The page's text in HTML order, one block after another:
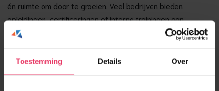
Toestemming Details Over
én ruimte om door te groeien. Veel bedrijven bieden
opleidingen, certificeringen of interne trainingen aan
waarmee je jouw kennis verder kunt uitbreiden. Zo bouw je
loopbaan.